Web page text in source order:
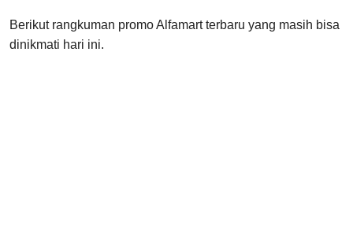
Berikut rangkuman promo Alfamart terbaru yang masih bisa
dinikmati hari ini.